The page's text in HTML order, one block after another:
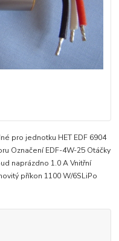
pro jednotku HET EDF 6904
Označení EDF-4W-25 Otáčky
naprázdno 1.0 A Vnitřní
příkon 1100 W/6SLiPo